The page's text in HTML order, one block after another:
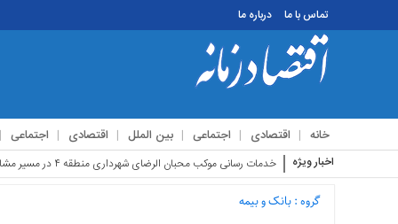
تماس با ما درباره ما
خانه اقتصادی اجتماعی بین الملل اقتصادی اجتماعی
تماس
ما
درباره
اخبار ویژه استقبال زائرین ارب
گروه :بانک و بیمه